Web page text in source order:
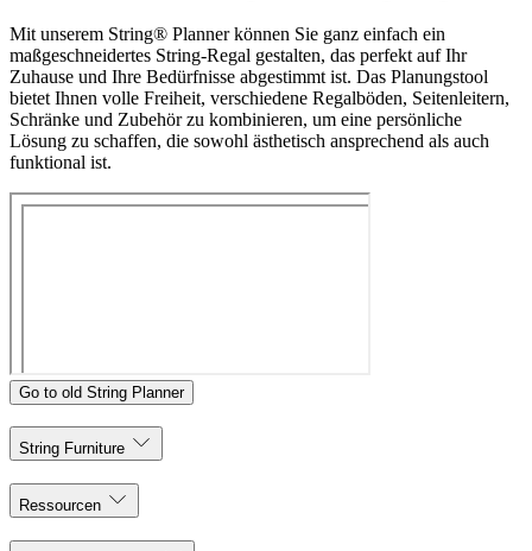
Mit unserem String® Planner können Sie ganz einfach ein
maßgeschneidertes String-Regal gestalten, das perfekt auf Ihr
Zuhause und Ihre Bedürfnisse abgestimmt ist. Das Planungstool
bietet Ihnen volle Freiheit, verschiedene Regalböden, Seitenleitern,
Schränke und Zubehör zu kombinieren, um eine persönliche
Lösung zu schaffen, die sowohl ästhetisch ansprechend als auch
funktional ist.
Go to old String Planner
String Furniture
Ressourcen